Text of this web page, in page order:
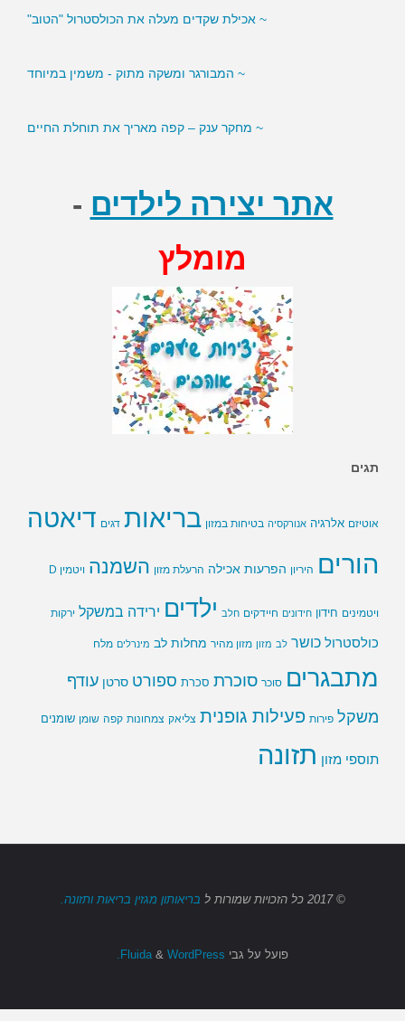
~ אכילת שקדים מעלה את הכולסטרול "הטוב"
~ מחקר ענק – קפה מאריך את תוחלת החיים
אתר יצירה לילדים -
מומלץ
תגים
אוטיזם אלרגיה אנורקסיה בטיחות במזון בריאות דגים דיאטה
הורים היריון הפרעות אכילה הרעלת מזון השמנה ויטמין D
ויטמינים חידון חידונים חיידקים חלב ילדים ירידה במשקל ירקות
כולסטרול כושר לב מזון מזון מהיר מחלות לב מינרלים מלח
מתבגרים סוכר סוכרת סכרת ספורט סרטן עודף
משקל פירות פעילות גופנית צליאק צמחונות קפה שומן שומנים
תוספי מזון תזונה
© 2017 כל הזכויות שמורות ל בריאותון מגזין בריאות ותזונה.
פועל על גבי & WordPress.